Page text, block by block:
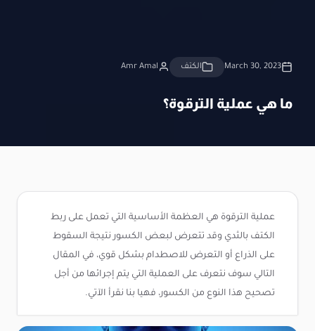
March 30, 2023 الكتف Amr Amal
ما هي عملية الترقوة؟
عملية الترقوة هي العظمة الأساسية التي تعمل على ربط
الكتف بالثدي وقد تتعرض لبعض الكسور نتيجة السقوط
على الذراع أو التعرض للاصطدام بشكل قوي، في المقال
التالي سوف نتعرف على العملية التي يتم إجرائها من أجل
تصحيح هذا النوع من الكسور، فهيا بنا نقرأ الآتي.